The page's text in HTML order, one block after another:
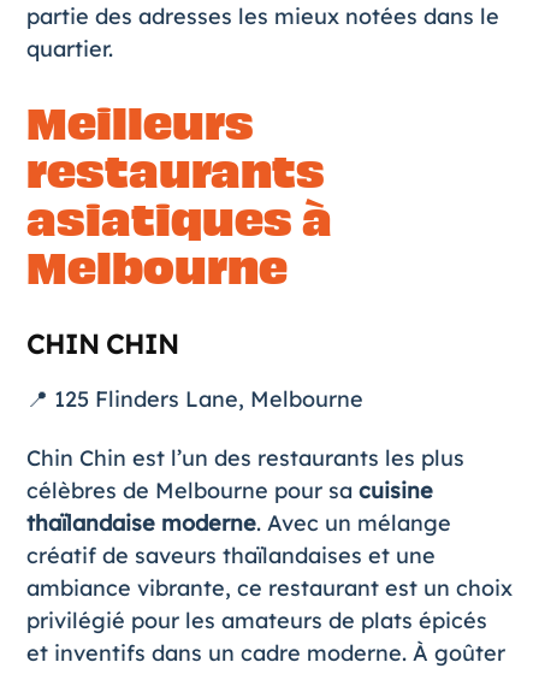
partie des adresses les mieux notées dans le
quartier.
Meilleurs
restaurants
asiatiques à
Melbourne
CHIN CHIN
📍 125 Flinders Lane, Melbourne
Chin Chin est l’un des restaurants les plus
célèbres de Melbourne pour sa cuisine
thaïlandaise moderne. Avec un mélange
créatif de saveurs thaïlandaises et une
ambiance vibrante, ce restaurant est un choix
privilégié pour les amateurs de plats épicés
et inventifs dans un cadre moderne​. À goûter